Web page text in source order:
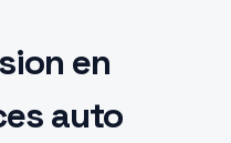
en
auto